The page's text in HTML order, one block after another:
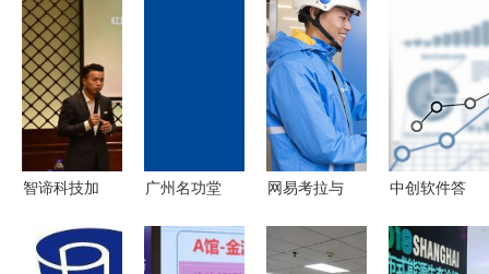
智谛科技加
绿色环保正
广州名功堂
网易考拉与
局深化 从
中创软件答
定制化开发